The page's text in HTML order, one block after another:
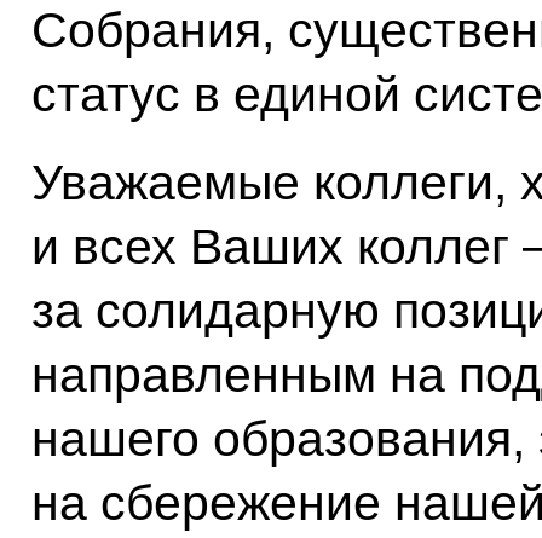
Собрания,
статус в единой
Уважаемые коллеги,
и всех Ваших коллег
за солидарную
направленным на
нашего
на сбережение